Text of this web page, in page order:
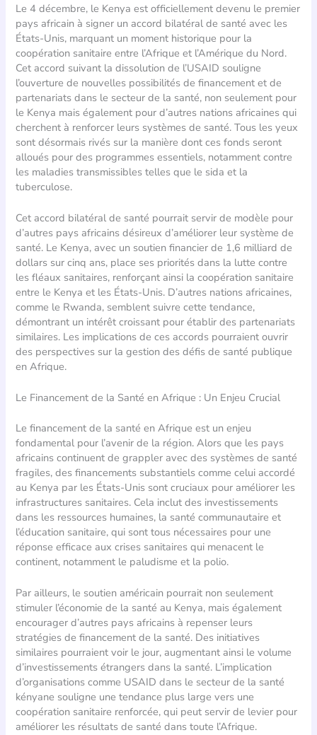
Le 4 décembre, le Kenya est officiellement devenu le premier
pays africain à signer un accord bilatéral de santé avec les
États-Unis, marquant un moment historique pour la
coopération sanitaire entre l’Afrique et l’Amérique du Nord.
Cet accord suivant la dissolution de l’USAID souligne
l’ouverture de nouvelles possibilités de financement et de
partenariats dans le secteur de la santé, non seulement pour
le Kenya mais également pour d’autres nations africaines qui
cherchent à renforcer leurs systèmes de santé. Tous les yeux
sont désormais rivés sur la manière dont ces fonds seront
alloués pour des programmes essentiels, notamment contre
les maladies transmissibles telles que le sida et la
tuberculose.
Cet accord bilatéral de santé pourrait servir de modèle pour
d’autres pays africains désireux d’améliorer leur système de
santé. Le Kenya, avec un soutien financier de 1,6 milliard de
dollars sur cinq ans, place ses priorités dans la lutte contre
les fléaux sanitaires, renforçant ainsi la coopération sanitaire
entre le Kenya et les États-Unis. D’autres nations africaines,
comme le Rwanda, semblent suivre cette tendance,
démontrant un intérêt croissant pour établir des partenariats
similaires. Les implications de ces accords pourraient ouvrir
des perspectives sur la gestion des défis de santé publique
en Afrique.
Le Financement de la Santé en Afrique : Un Enjeu Crucial
Le financement de la santé en Afrique est un enjeu
fondamental pour l’avenir de la région. Alors que les pays
africains continuent de grappler avec des systèmes de santé
fragiles, des financements substantiels comme celui accordé
au Kenya par les États-Unis sont cruciaux pour améliorer les
infrastructures sanitaires. Cela inclut des investissements
dans les ressources humaines, la santé communautaire et
l’éducation sanitaire, qui sont tous nécessaires pour une
réponse efficace aux crises sanitaires qui menacent le
continent, notamment le paludisme et la polio.
Par ailleurs, le soutien américain pourrait non seulement
stimuler l’économie de la santé au Kenya, mais également
encourager d’autres pays africains à repenser leurs
stratégies de financement de la santé. Des initiatives
similaires pourraient voir le jour, augmentant ainsi le volume
d’investissements étrangers dans la santé. L’implication
d’organisations comme USAID dans le secteur de la santé
kényane souligne une tendance plus large vers une
coopération sanitaire renforcée, qui peut servir de levier pour
améliorer les résultats de santé dans toute l’Afrique.